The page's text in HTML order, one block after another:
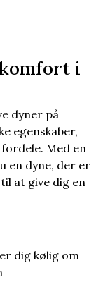
i
dyner på
egenskaber,
Med en
en dyne, der er
at give dig en
dig kølig om